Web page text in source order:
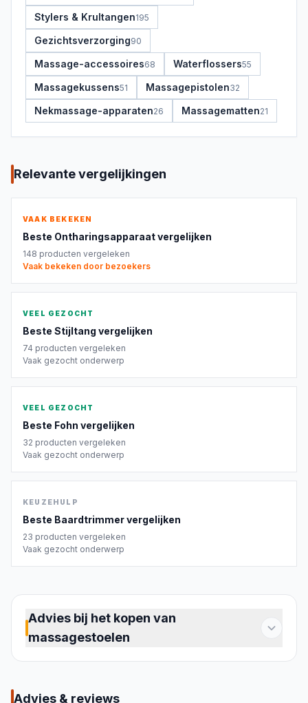
Stylers & Krultangen195
Gezichtsverzorging90
Massage-accessoires68 Waterflossers55
Massagekussens51 Massagepistolen32
Nekmassage-apparaten26 Massagematten21
Relevante vergelijkingen
VAAK BEKEKEN
Beste Ontharingsapparaatvergelijken
148 producten vergeleken
Vaak bekeken door bezoekers
VEEL GEZOCHT
Beste Stijltang vergelijken
74 producten vergeleken
Vaak gezocht onderwerp
VEEL GEZOCHT
Beste Fohn vergelijken
32 producten vergeleken
Vaak gezocht onderwerp
KEUZEHULP
Beste Baardtrimmervergelijken
23 producten vergeleken
Vaak gezocht onderwerp
Advies bij het kopen van
massagestoelen
Advies & reviews